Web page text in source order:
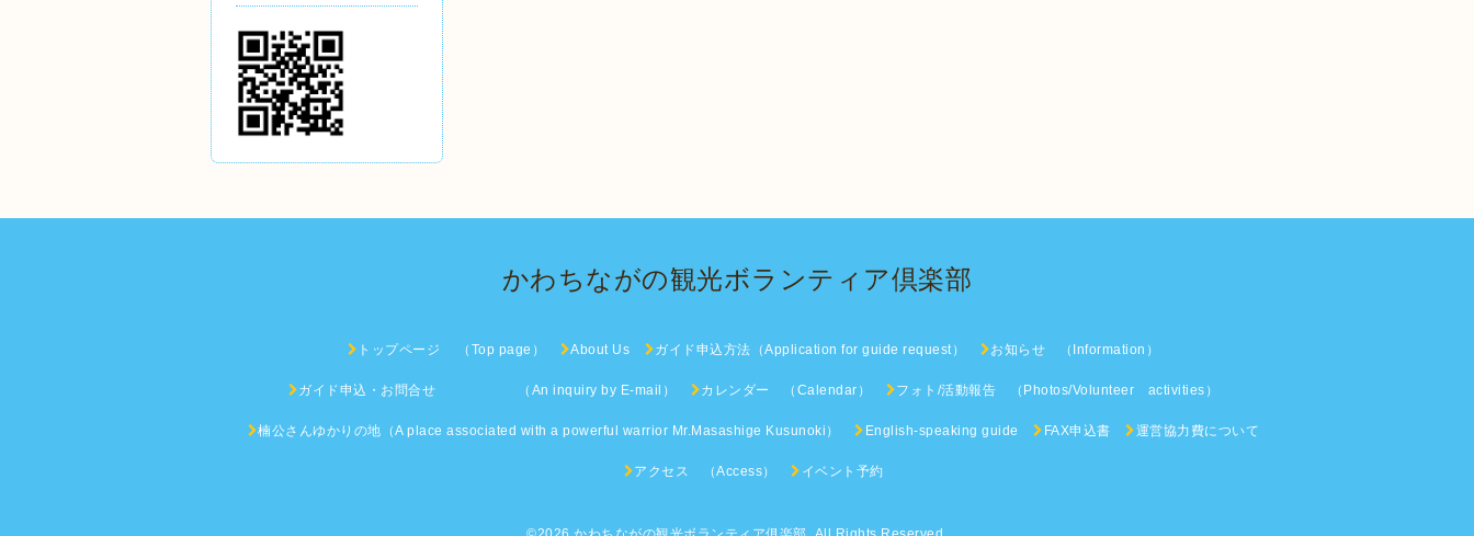
かわちながの観光ボランティア倶楽部
トップページ （Top page） About Us ガイド申込方法（Application for guide request） お知らせ （Information）
ガイド申込・お問合せ （An inquiry by E-mail） カレンダー （Calendar） フォト/活動報告 （Photos/Volunteer activities）
楠公さんゆかりの地（A place associated with a powerful warrior Mr.Masashige Kusunoki） English-speaking guide FAX申込書 運営協力費について
アクセス （Access） イベント予約